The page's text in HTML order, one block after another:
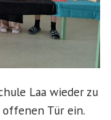
Laa wieder zu
Tür ein.